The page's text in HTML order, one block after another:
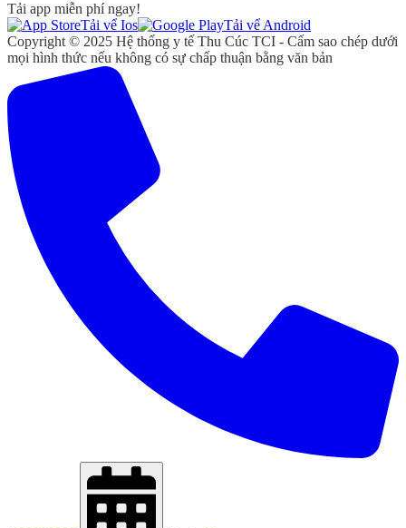
Tải app miễn phí ngay!
Tải vể Ios
Tải vể Android
Copyright © 2025 Hệ thống y tế Thu Cúc TCI - Cấm sao chép dưới
mọi hình thức nếu không có sự chấp thuận bằng văn bản